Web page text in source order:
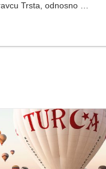
Trsta, odnosno …
More